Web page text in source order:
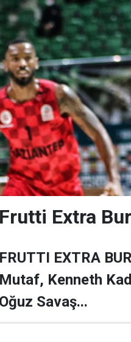
Frutti Extra
FRUTTI EXTRA
Mutaf, Kenneth
Oğuz Savaş...